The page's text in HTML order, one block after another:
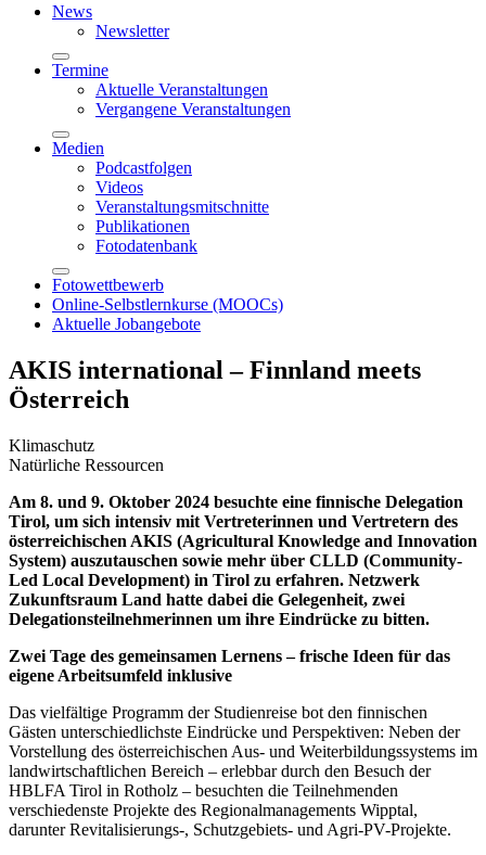
News
Newsletter
Termine
Aktuelle Veranstaltungen
Vergangene Veranstaltungen
Medien
Podcastfolgen
Videos
Veranstaltungsmitschnitte
Publikationen
Fotodatenbank
Fotowettbewerb
Online-Selbstlernkurse (MOOCs)
Aktuelle Jobangebote
AKIS international – Finnland meets
Österreich
Klimaschutz
Natürliche Ressourcen
Am 8. und 9. Oktober 2024 besuchte eine finnische Delegation
Tirol, um sich intensiv mit Vertreterinnen und Vertretern des
österreichischen AKIS (Agricultural Knowledge and Innovation
System) auszutauschen sowie mehr über CLLD (Community-
Led Local Development) in Tirol zu erfahren. Netzwerk
Zukunftsraum Land hatte dabei die Gelegenheit, zwei
Delegationsteilnehmerinnen um ihre Eindrücke zu bitten.
Zwei Tage des gemeinsamen Lernens – frische Ideen für das
eigene Arbeitsumfeld inklusive
Das vielfältige Programm der Studienreise bot den finnischen
Gästen unterschiedlichste Eindrücke und Perspektiven: Neben der
Vorstellung des österreichischen Aus- und Weiterbildungssystems im
landwirtschaftlichen Bereich – erlebbar durch den Besuch der
HBLFA Tirol in Rotholz – besuchten die Teilnehmenden
verschiedenste Projekte des Regionalmanagements Wipptal,
darunter Revitalisierungs-, Schutzgebiets- und Agri-PV-Projekte.